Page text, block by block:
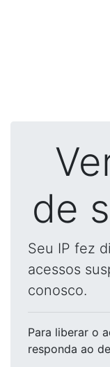
de
Seu IP fez
acessos
conosco.
Para liberar o
responda ao